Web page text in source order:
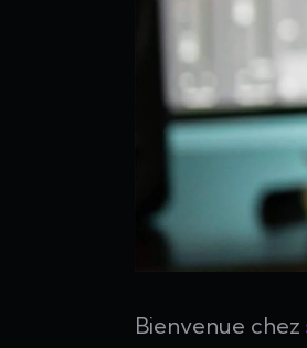
Bienvenue chez